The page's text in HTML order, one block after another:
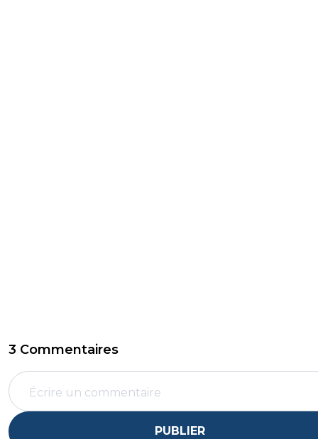
3 Commentaires
PUBLIER